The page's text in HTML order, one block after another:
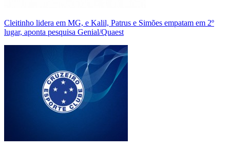
Cleitinho lidera em MG, e Kalil, Patrus e Simões empatam em 2º
lugar, aponta pesquisa Genial/Quaest